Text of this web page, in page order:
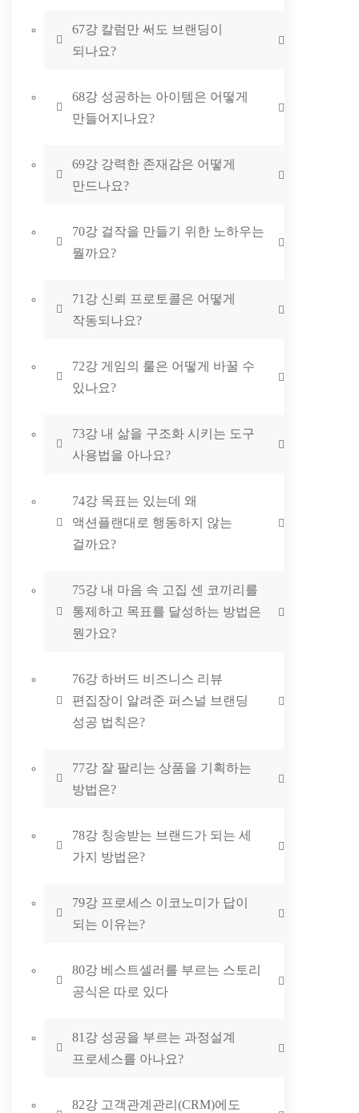
67강 칼럼만 써도 브랜딩이
되나요?
68강 성공하는 아이템은 어떻게
만들어지나요?
69강 강력한 존재감은 어떻게
만드나요?
70강 걸작을 만들기 위한 노하우는
뭘까요?
71강 신뢰 프로토콜은 어떻게
작동되나요?
72강 게임의 룰은 어떻게 바꿀 수
있나요?
73강 내 삶을 구조화 시키는 도구
사용법을 아나요?
74강 목표는 있는데 왜
액션플랜대로 행동하지 않는
걸까요?
75강 내 마음 속 고집 센 코끼리를
통제하고 목표를 달성하는 방법은
뭔가요?
76강 하버드 비즈니스 리뷰
편집장이 알려준 퍼스널 브랜딩
성공 법칙은?
77강 잘 팔리는 상품을 기획하는
방법은?
78강 칭송받는 브랜드가 되는 세
가지 방법은?
79강 프로세스 이코노미가 답이
되는 이유는?
80강 베스트셀러를 부르는 스토리
공식은 따로 있다
81강 성공을 부르는 과정설계
프로세스를 아나요?
82강 고객관계관리(CRM)에도